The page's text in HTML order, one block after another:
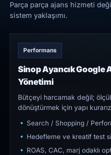
Parça parça ajans hizmeti
sistem yaklaşımı.
Performans
Sinop Ayancık Google
Yönetimi
Bütçeyi harcamak değil;
dönüştürmek için yapı
Search / Shopping /
Hedefleme ve kreatif test
ROAS, CAC, marj odaklı